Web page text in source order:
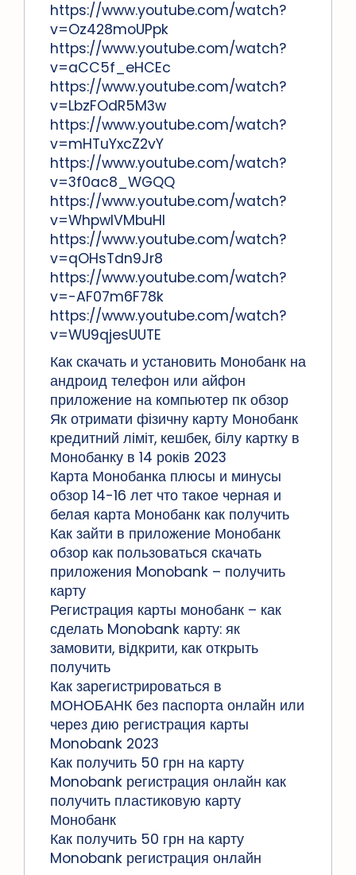
https://www.youtube.com/watch?
v=Oz428moUPpk
https://www.youtube.com/watch?
v=aCC5f_eHCEc
https://www.youtube.com/watch?
v=LbzFOdR5M3w
https://www.youtube.com/watch?
v=mHTuYxcZ2vY
https://www.youtube.com/watch?
v=3f0ac8_WGQQ
https://www.youtube.com/watch?
v=WhpwlVMbuHI
https://www.youtube.com/watch?
v=qOHsTdn9Jr8
https://www.youtube.com/watch?
v=-AF07m6F78k
https://www.youtube.com/watch?
v=WU9qjesUUTE
Как скачать и установить Монобанк на
андроид телефон или айфон
приложение на компьютер пк обзор
Як отримати фізичну карту Монобанк
кредитний ліміт, кешбек, білу картку в
Монобанку в 14 років 2023
Карта Монобанка плюсы и минусы
обзор 14-16 лет что такое черная и
белая карта Монобанк как получить
Как зайти в приложение Монобанк
обзор как пользоваться скачать
приложения Monobank – получить
карту
Регистрация карты монобанк – как
сделать Monobank карту: як
замовити, відкрити, как открыть
получить
Как зарегистрироваться в
МОНОБАНК без паспорта онлайн или
через дию регистрация карты
Monobank 2023
Как получить 50 грн на карту
Monobank регистрация онлайн как
получить пластиковую карту
Монобанк
Как получить 50 грн на карту
Monobank регистрация онлайн